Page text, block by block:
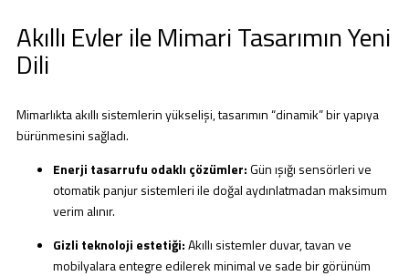
Akıllı Evler ile Mimari Tasarımın Yeni
Dili
Mimarlıkta akıllı sistemlerin yükselişi, tasarımın “dinamik” bir yapıya
bürünmesini sağladı.
Enerji tasarrufu odaklı çözümler:Gün ışığı sensörleri ve
otomatik panjur sistemleri ile doğal aydınlatmadan maksimum
verim alınır.
Gizli teknoloji estetiği:Akıllı sistemler duvar, tavan ve
mobilyalara entegre edilerek minimal ve sade bir görünüm